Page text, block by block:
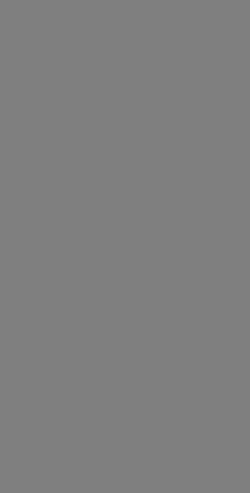
CZYM
cookie
witrynę
stronie